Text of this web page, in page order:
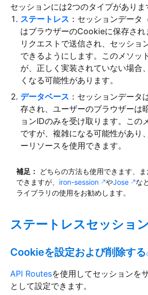
セッションには2つのタイプがありま
ステートレス ：セッションデータ
はブラウザーのCookieに保存さ
リクエストで送信され、セッショ
できるようにします。このメソッ
が、正しく実装されていない場合
くなる可能性があります。
データベース ：セッションデータ
存され、ユーザーのブラウザーは
ョンIDのみを受け取ります。この
ですが、複雑になる可能性があり
ーリソースを使用できます。
補足：
どちらの方法も使用できます、
できますが、 iron-session やJose
な
ライブラリの使用をお勧めします。
ステートレスセッション
Cookieを設定および削除する
API Routesを使用してセッションを
として設定できます。